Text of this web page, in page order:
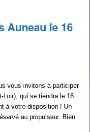
Auneau le 16
vous invitons à participer
Loir), qui se tiendra le 16
à votre disposition ! Un
au propulseur. Bien